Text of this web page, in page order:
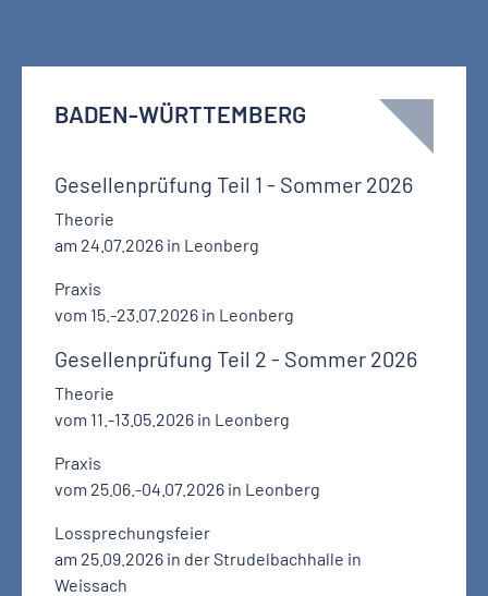
BADEN-WÜRTTEMBERG
Gesellenprüfung Teil 1 - Sommer 2026
Theorie
am 24.07.2026 in Leonberg
Praxis
vom 15.-23.07.2026 in Leonberg
Gesellenprüfung Teil 2 - Sommer 2026
Theorie
vom 11.-13.05.2026 in Leonberg
Praxis
vom 25.06.-04.07.2026 in Leonberg
Lossprechungsfeier
am 25.09.2026 in der Strudelbachhalle in
Weissach